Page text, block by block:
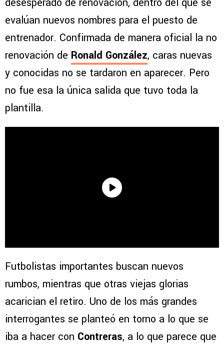
desesperado de renovación, dentro del que se
evalúan nuevos nombres para el puesto de
entrenador. Confirmada de manera oficial la no
renovación de Ronald González, caras nuevas
y conocidas no se tardaron en aparecer. Pero
no fue esa la única salida que tuvo toda la
plantilla.
Futbolistas importantes buscan nuevos
rumbos, mientras que otras viejas glorias
acarician el retiro. Uno de los más grandes
interrogantes se planteó en torno a lo que se
iba a hacer con Contreras, a lo que parece que